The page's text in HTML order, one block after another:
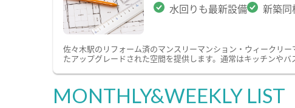
水回りも最新設備 新築同
佐々木駅のリフォーム済のマンスリーマンション・ウィークリ
たアップグレードされた空間を提供します。通常はキッチンや
MONTHLY&WEEKLY LIST